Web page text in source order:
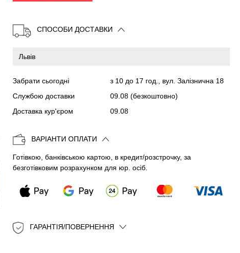
СПОСОБИ ДОСТАВКИ
Забрати сьогодні
з 10 до 17 год., вул. Залізнична 18
Службою доставки
09.08 (безкоштовно)
Доставка кур'єром
09.08
ВАРІАНТИ ОПЛАТИ
Готівкою, банківською картою, в кредит/розстрочку, за
безготівковим розрахунком для юр. осіб.
ГАРАНТІЯ/ПОВЕРНЕННЯ